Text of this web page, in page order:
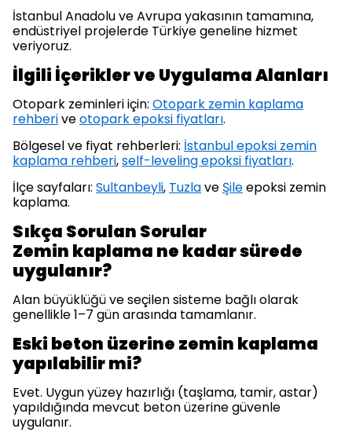
İstanbul Anadolu ve Avrupa yakasının tamamına,
endüstriyel projelerde Türkiye geneline hizmet
veriyoruz.
İlgili İçerikler ve Uygulama Alanları
Otopark zeminleri için: Otopark zemin kaplama
rehberiveotopark epoksi fiyatları.
Bölgesel ve fiyat rehberleri: İstanbul epoksi zemin
kaplama rehberi,self-leveling epoksi fiyatları.
İlçe sayfaları: Sultanbeyli, Tuzlave Şileepoksi zemin
kaplama.
Sıkça Sorulan Sorular
Zemin kaplama ne kadar sürede
uygulanır?
Alan büyüklüğü ve seçilen sisteme bağlı olarak
genellikle 1–7 gün arasında tamamlanır.
Eski beton üzerine zemin kaplama
yapılabilir mi?
Evet. Uygun yüzey hazırlığı (taşlama, tamir, astar)
yapıldığında mevcut beton üzerine güvenle
uygulanır.